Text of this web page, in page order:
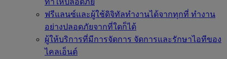
ฟรีแลนซ์และผู้ใช้ดิจิทัลทำงานได้จากทุกที่ ทำงาน
อย่างปลอดภัยจากที่ใดก็ได้
ผู้ให้บริการที่มีการจัดการ จัดการและรักษาไอทีของ
ไคลเอ็นต์